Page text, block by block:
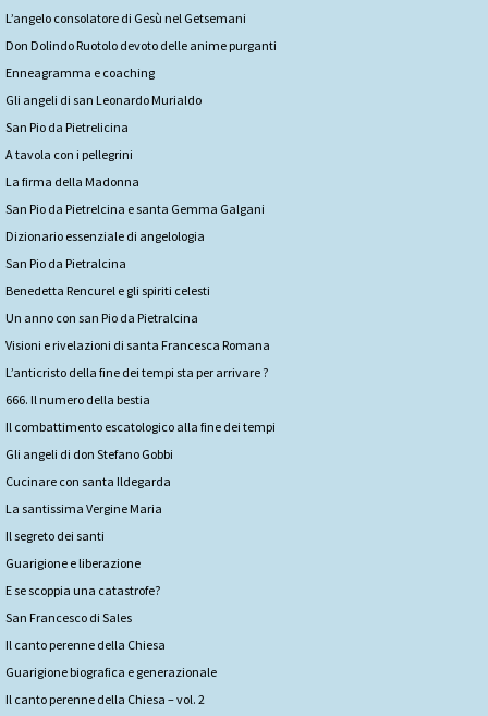
L’angelo consolatore di Gesù nel Getsemani
Don Dolindo Ruotolo devoto delle anime purganti
Enneagramma e coaching
Gli angeli di san Leonardo Murialdo
San Pio da Pietrelicina
A tavola con i pellegrini
La firma della Madonna
San Pio da Pietrelcina e santa Gemma Galgani
Dizionario essenziale di angelologia
San Pio da Pietralcina
Benedetta Rencurel e gli spiriti celesti
Un anno con san Pio da Pietralcina
Visioni e rivelazioni di santa Francesca Romana
L’anticristo della fine dei tempi sta per arrivare ?
666. Il numero della bestia
Il combattimento escatologico alla fine dei tempi
Gli angeli di don Stefano Gobbi
Cucinare con santa Ildegarda
La santissima Vergine Maria
Il segreto dei santi
Guarigione e liberazione
E se scoppia una catastrofe?
San Francesco di Sales
Il canto perenne della Chiesa
Guarigione biografica e generazionale
Il canto perenne della Chiesa – vol. 2